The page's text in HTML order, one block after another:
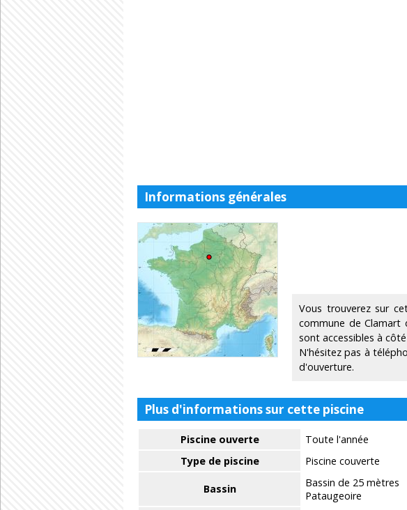
Informations générales
Vous trouverez sur
commune de Clamart
sont accessibles à
N'hésitez pas à
d'ouverture.
Plus d'informations sur cette piscine
Piscine ouverte
Toute l'année
Type de piscine
Piscine couverte
Bassin
Bassin de 25 mètres
Pataugeoire